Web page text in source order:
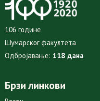
106 године
Шумарског факултета
Одбројавање: 118 дана
Брзи линкови